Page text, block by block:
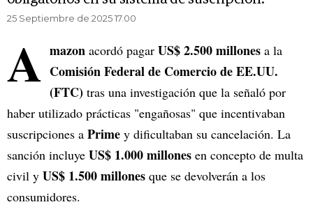
25 Septiembre de 2025 17.00
A mazon acordó pagar US$ 2.500 millones a la
Comisión Federal de Comercio de EE.UU.
(FTC) tras una investigación que la señaló por
haber utilizado prácticas "engañosas" que incentivaban
suscripciones a Prime y dificultaban su cancelación. La
sanción incluye US$ 1.000 millones en concepto de multa
civil y US$ 1.500 millones que se devolverán a los
consumidores.